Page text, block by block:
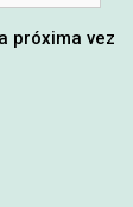
próxima vez